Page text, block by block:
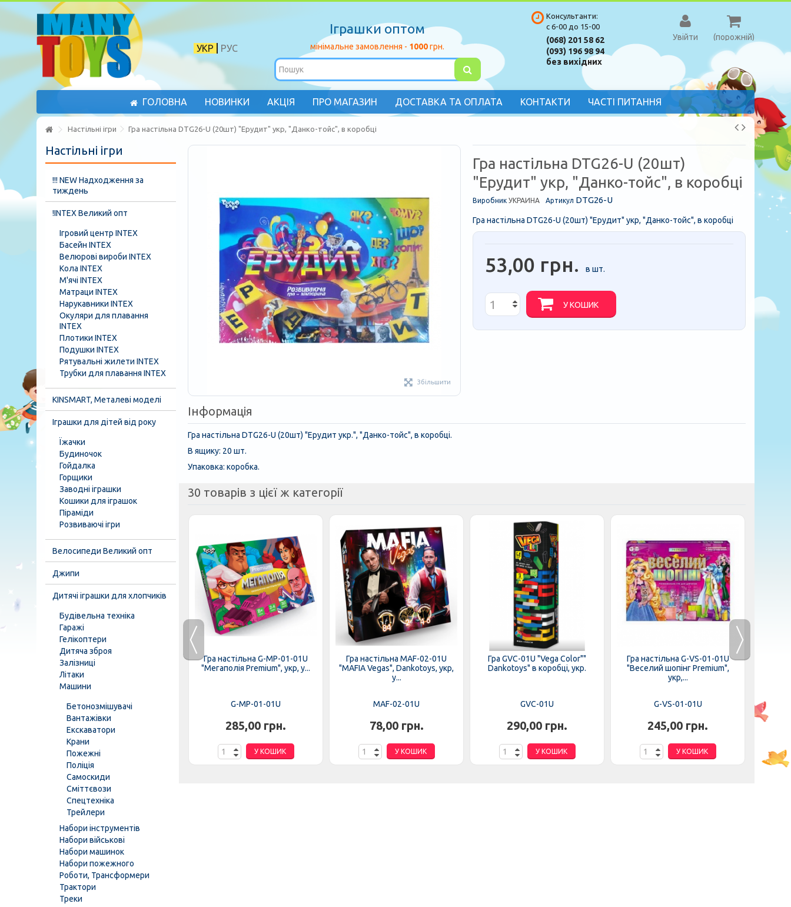
РУС
УКР
Іграшки оптом
мінімальне замовлення - 1000грн.
(порожній)
Увійти
Консультанти:
с 6-00 до 15-00
(068) 201 58 62
(093) 196 98 94
без вихідних
ГОЛОВНА НОВИНКИ АКЦІЯ ПРО МАГАЗИН ДОСТАВКА ТА ОПЛАТА КОНТАКТИ ЧАСТІ ПИТАННЯ
Настільні ігри Гра настільна DTG26-U (20шт) "Ерудит" укр, "Данко-тойс", в коробці
Збільшити
Гра настільна DTG26-U (20шт)
"Ерудит" укр, "Данко-тойс", в коробці
Виробник УКРАИНА Артикул DTG26-U
Гра настільна DTG26-U (20шт) "Ерудит" укр, "Данко-тойс", в коробці
53,00 грн. в шт.
У КОШИК
Інформація
Гра настільна DTG26-U (20шт) "Ерудит укр.", "Данко-тойс", в коробці.
В ящику: 20 шт.
Упаковка: коробка.
30 товарів з цієї ж категорії
Гра настільна DTG97 "Unicorn
Land", "Данко-тойс", в коробці
DTG97
48,00 грн.
Гра настільна G-MP-01-01U
"Мегаполія Premium", укр, у...
G-MP-01-01U
285,00 грн.
У КОШИК
Гра настільна MAF-02-01U
"MAFIA Vegas", Dankotoys, укр,
у...
MAF-02-01U
78,00 грн.
У КОШИК
Гра GVC-01U "Vega Color""
Dankotoys" в коробці, укр.
GVC-01U
290,00 грн.
У КОШИК
Гра настільна G-VS-01-01U
"Веселий шопінг Premium",
укр,...
G-VS-01-01U
245,00 грн.
У КОШИК
Настільні ігри
!!! NEW Надходження за
тиждень
!INTEX Великий опт
Ігровий центр INTEX
Басейн INTEX
Велюрові вироби INTEX
Кола INTEX
М'ячі INTEX
Матраци INTEX
Нарукавники INTEX
Окуляри для плавання
INTEX
Плотики INTEX
Подушки INTEX
Рятувальні жилети INTEX
Трубки для плавання INTEX
KINSMART, Металеві моделі
Іграшки для дітей від року
Їжачки
Будиночок
Гойдалка
Горщики
Заводні іграшки
Кошики для іграшок
Піраміди
Розвиваючі ігри
Велосипеди Великий опт
Джипи
Дитячі іграшки для хлопчиків
Будівельна техніка
Гаражі
Гелікоптери
Дитяча зброя
Залізниці
Літаки
Машини
Бетонозмішувачі
Вантажівки
Екскаватори
Крани
Пожежні
Поліція
Самоскиди
Сміттєвози
Спецтехніка
Трейлери
Набори інструментів
Набори військові
Набори машинок
Набори пожежного
Роботи, Трансформери
Трактори
Треки